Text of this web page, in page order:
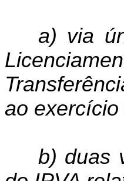
a) via
ao
b) duas